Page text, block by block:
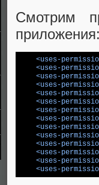
Смотрим
<uses-
<uses-
<uses-
<uses-
<uses-
<uses-
<uses-
<uses-
<uses-
<uses-
<uses-
<uses-
<uses-
<uses-